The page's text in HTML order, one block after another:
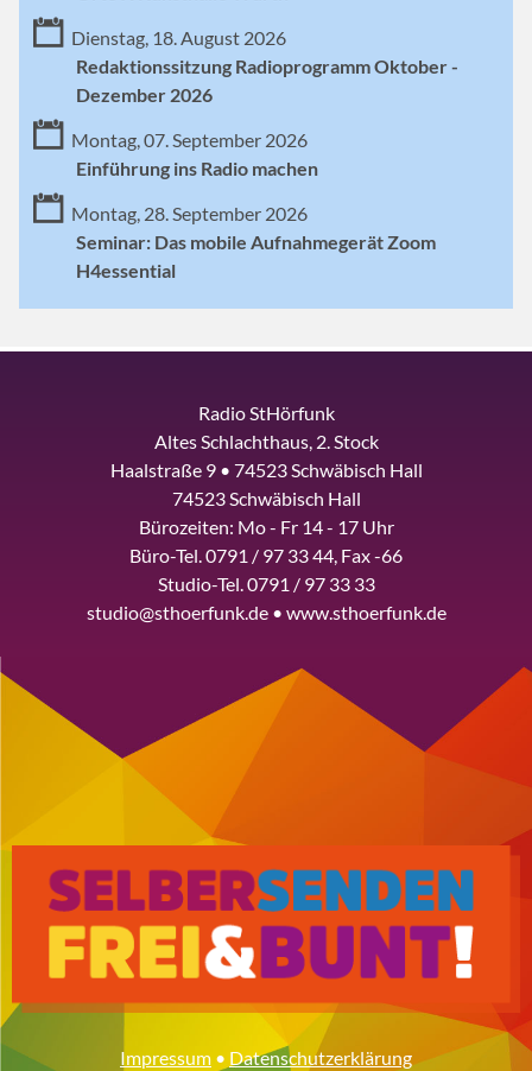
Dienstag, 18. August 2026
Redaktionssitzung Radioprogramm Oktober -
Dezember 2026
Montag, 07. September 2026
Einführung ins Radio machen
Montag, 28. September 2026
Seminar: Das mobile Aufnahmegerät Zoom
H4essential
Radio StHörfunk
Altes Schlachthaus, 2. Stock
Haalstraße 9 • 74523 Schwäbisch Hall
74523 Schwäbisch Hall
Bürozeiten: Mo - Fr 14 - 17 Uhr
Büro-Tel. 0791 / 97 33 44, Fax -66
Studio-Tel. 0791 / 97 33 33
studio@sthoerfunk.de • www.sthoerfunk.de
Impressum • Datenschutzerklärung